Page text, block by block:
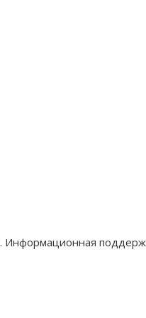
. Информационная